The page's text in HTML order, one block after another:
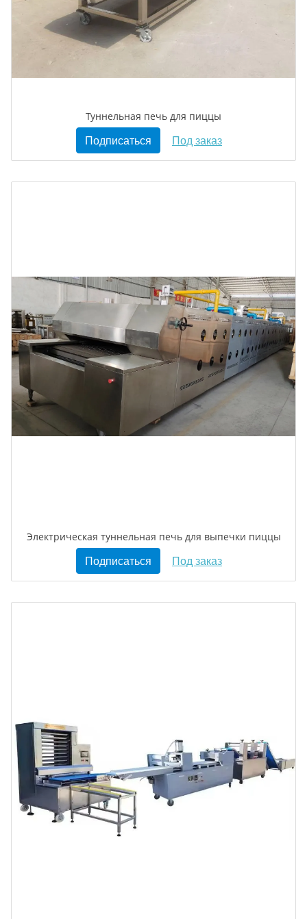
Туннельная печь для пиццы
Подписаться Под заказ
Электрическая туннельная печь для выпечки пиццы
Подписаться Под заказ